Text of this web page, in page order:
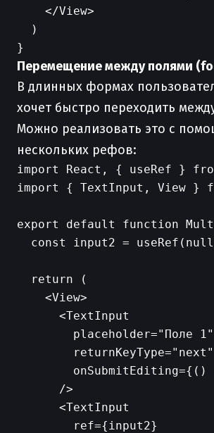
    </View>
  )
Перемещение между полями
В длинных формах
хочет быстро переходить
Можно реализовать это с
нескольких рефов:
import React, { useRef }
import { TextInput, View }
export default function
const input2 =
  return (
    <View>
      <TextInput
        placeholder="Поле 1"
        returnKeyType="next"
onSubmitEditing={()
      />
      <TextInput
        ref={input2}